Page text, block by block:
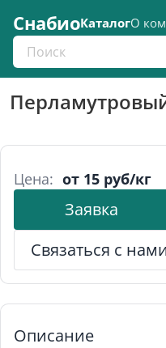
СнабиоКаталогО
Поиск по каталогу
Цена: от 15 руб/кг
Заявка
Связаться с нами
Описание